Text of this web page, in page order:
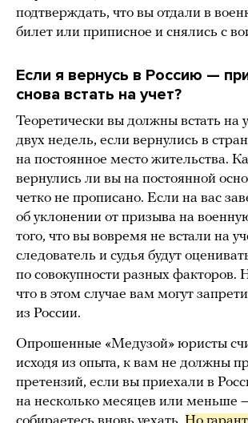
подтверждать, что вы отдали в
билет или приписное и снялись с
Если я вернусь в Россию —
снова встать на учет?
Теоретически вы должны встать на
двух недель, если вернулись в
на постоянное место жительства.
вернулись ли вы на постоянной
четко не прописано. Если на вас
об уклонении от призыва на
того, что вы вовремя не встали на
следователь и судья будут
по совокупности разных факторов.
что в этом случае вам могут
из России.
Опрошенные «Медузой» юристы
исходя из опыта, к вам не должны
претензий, если вы приехали в
на несколько месяцев или меньше